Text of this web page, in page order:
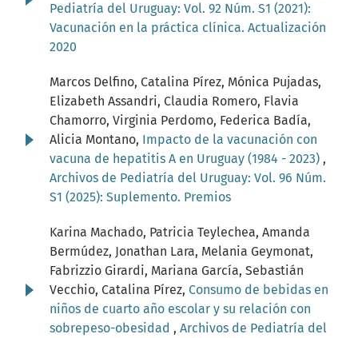
Pediatría del Uruguay: Vol. 92 Núm. S1 (2021):
Vacunación en la práctica clínica. Actualización
2020
Marcos Delfino, Catalina Pírez, Mónica Pujadas,
Elizabeth Assandri, Claudia Romero, Flavia
Chamorro, Virginia Perdomo, Federica Badía,
Alicia Montano, Impacto de la vacunación con
vacuna de hepatitis A en Uruguay (1984 - 2023) ,
Archivos de Pediatría del Uruguay: Vol. 96 Núm.
S1 (2025): Suplemento. Premios
Karina Machado, Patricia Teylechea, Amanda
Bermúdez, Jonathan Lara, Melania Geymonat,
Fabrizzio Girardi, Mariana García, Sebastián
Vecchio, Catalina Pírez, Consumo de bebidas en
niños de cuarto año escolar y su relación con
sobrepeso-obesidad , Archivos de Pediatría del